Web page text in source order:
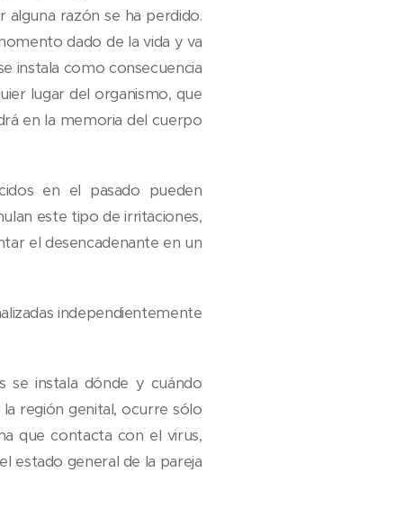
razón se ha perdido.
dado de la vida y va
instala como consecuencia
lugar del organismo, que
en la memoria del cuerpo
en el pasado pueden
este tipo de irritaciones,
el desencadenante en un
independientemente
se instala dónde y cuándo
región genital, ocurre sólo
que contacta con el virus,
estado general de la pareja